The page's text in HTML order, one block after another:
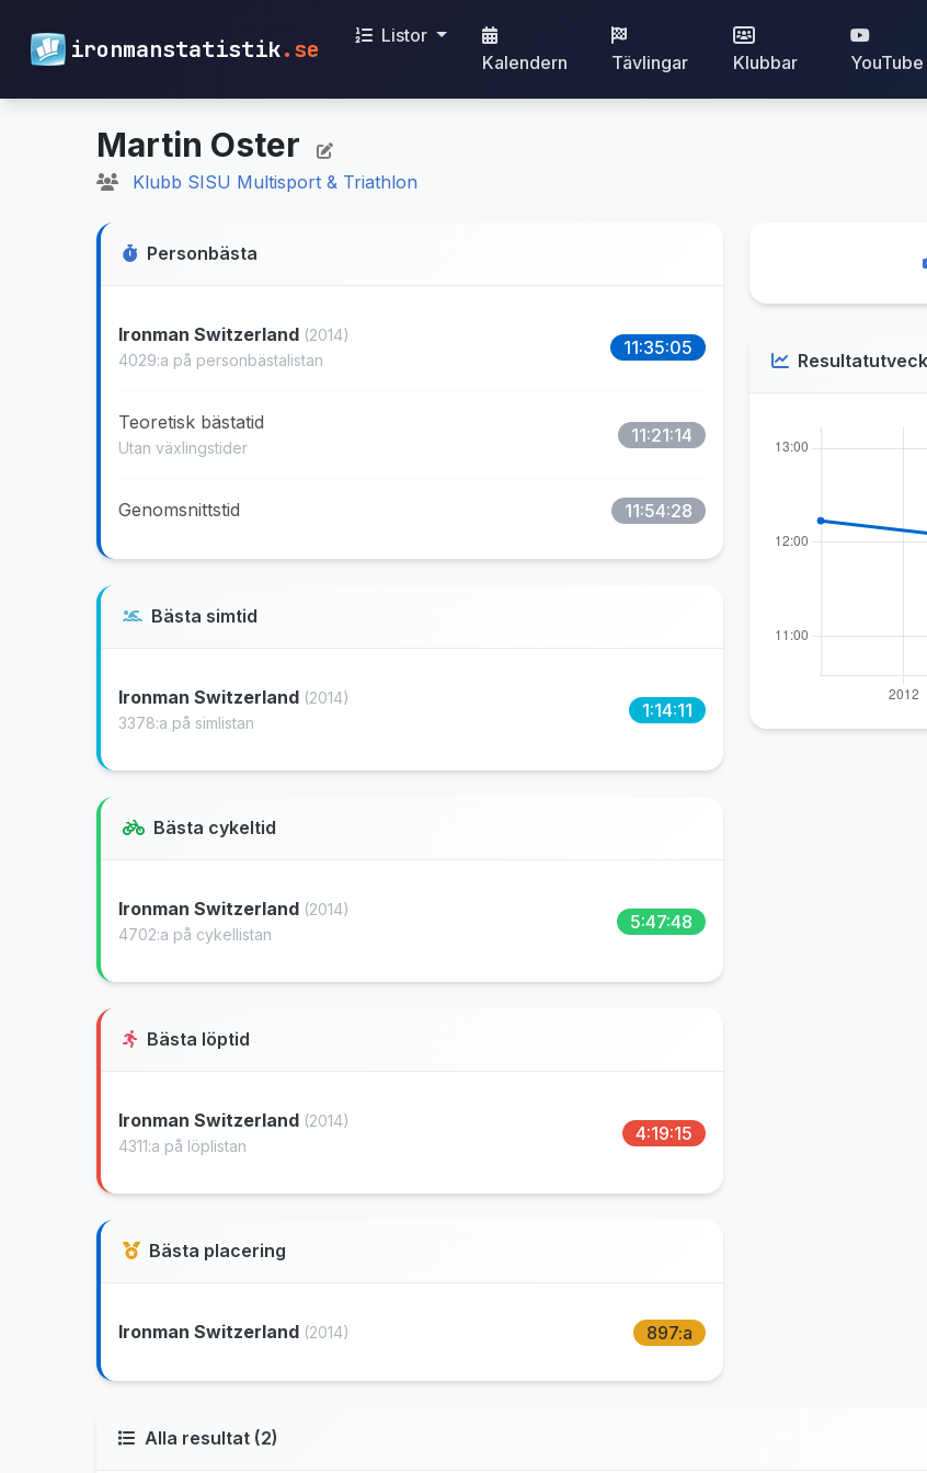
ironmanstatistik.se
Listor
Kalendern
Tävlingar Klubbar YouTube
Martin Oster
Klubb SISU Multisport & Triathlon
Personbästa
Ironman Switzerland (2014)
4029:a på personbästalistan
11:35:05
Teoretisk bästatid
Utan växlingstider
11:21:14
Genomsnittstid 11:54:28
Bästa simtid
Ironman Switzerland (2014)
3378:a på simlistan
1:14:11
Bästa cykeltid
Ironman Switzerland (2014)
4702:a på cykellistan
5:47:48
Bästa löptid
Ironman Switzerland (2014)
4311:a på löplistan
4:19:15
Bästa placering
Ironman Switzerland (2014) 897:a
Alla resultat (2)